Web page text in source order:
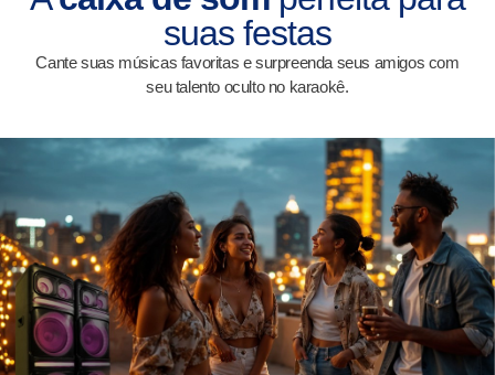
suas festas
Cante suas músicas favoritas e surpreenda seus amigos com
seu talento oculto no karaokê.